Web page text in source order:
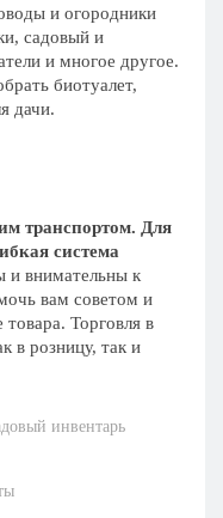
и огородники
садовый и
и многое другое.
биотуалет,
дачи.
транспортом. Для
система
и внимательны к
вам советом и
Торговля в
в розницу, так и